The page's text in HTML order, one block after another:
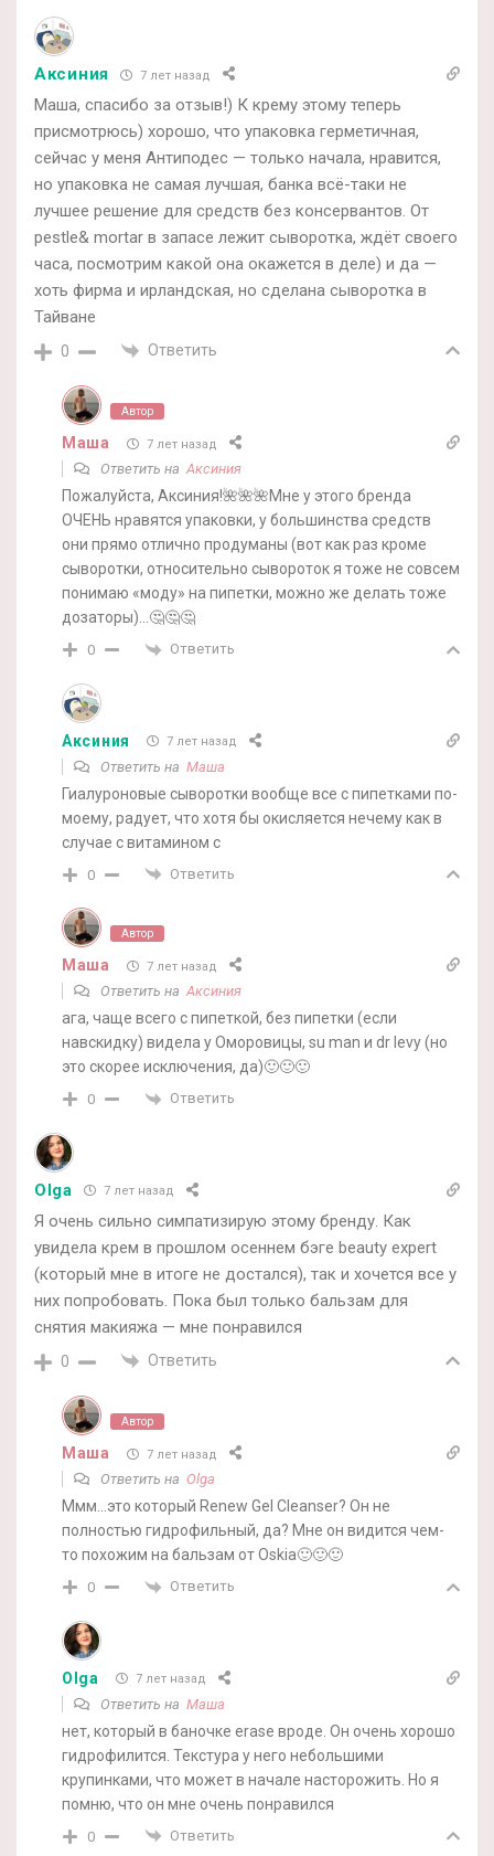
Аксиния 7 лет назад
Маша, спасибо за отзыв!) К крему этому теперь
присмотрюсь) хорошо, что упаковка герметичная,
сейчас у меня Антиподес — только начала, нравится,
но упаковка не самая лучшая, банка всё-таки не
лучшее решение для средств без консервантов. От
pestle& mortar в запасе лежит сыворотка, ждёт своего
часа, посмотрим какой она окажется в деле) и да —
хоть фирма и ирландская, но сделана сыворотка в
Тайване
0 Ответить
Автор
Маша 7 лет назад
Ответить наАксиния
Пожалуйста, Аксиния!🌺🌺🌺Мне у этого бренда
ОЧЕНЬ нравятся упаковки, у большинства средств
они прямо отлично продуманы (вот как раз кроме
сыворотки, относительно сывороток я тоже не совсем
понимаю «моду» на пипетки, можно же делать тоже
дозаторы)…🤔🤔🤔
0 Ответить
Аксиния 7 лет назад
Ответить на Маша
Гиалуроновые сыворотки вообще все с пипетками по-
моему, радует, что хотя бы окисляется нечему как в
случае с витамином с
0 Ответить
Автор
Маша 7 лет назад
Ответить наАксиния
ага, чаще всего с пипеткой, без пипетки (если
навскидку) видела у Оморовицы, su man и dr levy (но
это скорее исключения, да)🙂🙂🙂
0 Ответить
Olga 7 лет назад
Я очень сильно симпатизирую этому бренду. Как
увидела крем в прошлом осеннем бэге beauty expert
(который мне в итоге не достался), так и хочется все у
них попробовать. Пока был только бальзам для
снятия макияжа — мне понравился
0 Ответить
Автор
Маша 7 лет назад
Ответить на Olga
Ммм…это который Renew Gel Cleanser? Он не
полностью гидрофильный, да? Мне он видится чем-
то похожим на бальзам от Oskia🙂🙂🙂
0 Ответить
Olga 7 лет назад
Ответить на Маша
нет, который в баночке erase вроде. Он очень хорошо
гидрофилится. Текстура у него небольшими
крупинками, что может в начале насторожить. Но я
помню, что он мне очень понравился
0 Ответить